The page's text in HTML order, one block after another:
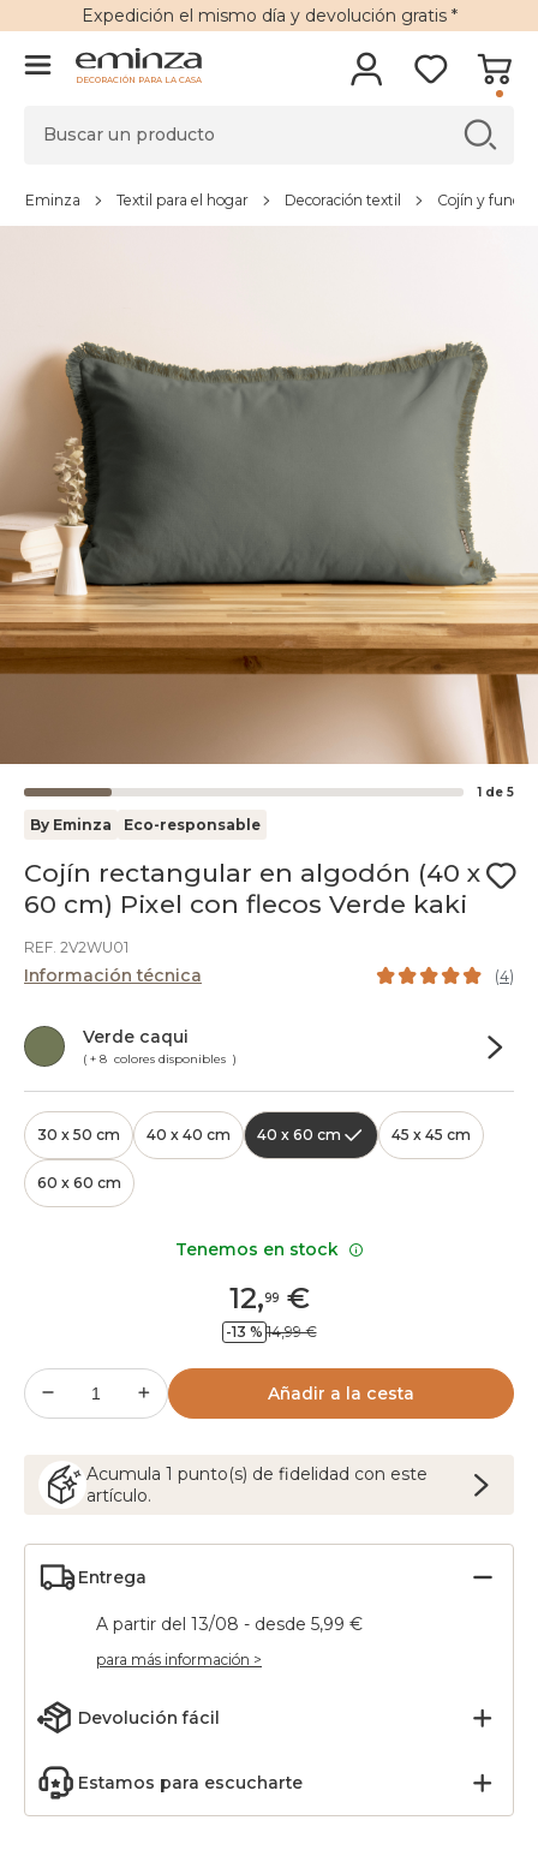
Expedición el mismo día y devolución gratis*
DECORACIÓN PARA LA CASA
Eminza Textil para el hogar Decoración textil Cojín y funda
1 de 5
By Eminza Eco-responsable
Cojín rectangular en algodón (40 x
60 cm) Pixel con flecos Verde kaki
REF. 2V2WU01
Información técnica (4)
Verde caqui
( + 8 colores disponibles )
30 x 50 cm 40 x 40 cm 40 x 60 cm 45 x 45 cm
60 x 60 cm
12,99€
-13 % 14,99 €
Añadir a la cesta
Acumula 1 punto(s) de fidelidad con este
artículo.
Entrega
A partir del 13/08 - desde 5,99 €
para más información >
Devolución fácil
Estamos para escucharte